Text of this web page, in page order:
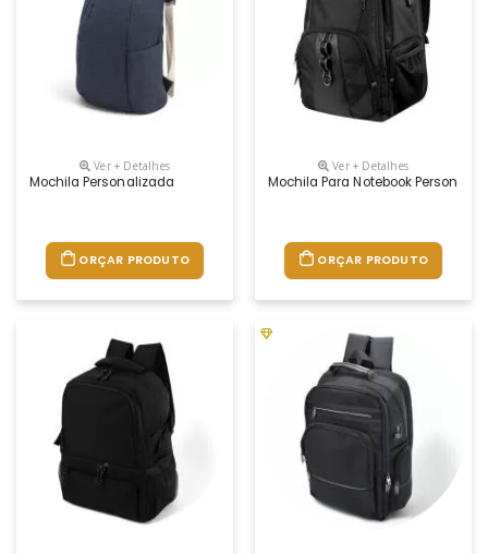
Ver + Detalhes
Mochila Personalizada
ORÇAR PRODUTO
Ver + Detalhes
Mochila Para Notebook
ORÇAR PRODUTO